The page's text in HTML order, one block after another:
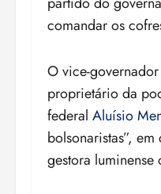
comandar os
O vice-
proprietário da
federal Aluísio
bolsonaristas”,
gestora